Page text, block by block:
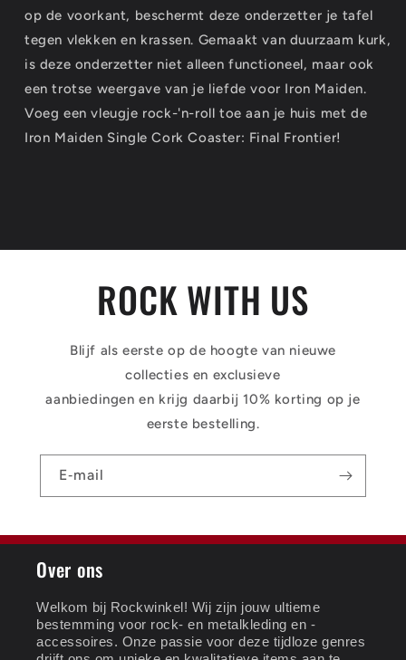
op de voorkant, beschermt deze onderzetter je tafel
tegen vlekken en krassen. Gemaakt van duurzaam kurk,
is deze onderzetter niet alleen functioneel, maar ook
een trotse weergave van je liefde voor Iron Maiden.
Voeg een vleugje rock-'n-roll toe aan je huis met de
Iron Maiden Single Cork Coaster: Final Frontier!
ROCK WITH US
Blijf als eerste op de hoogte van nieuwe
collecties en exclusieve
aanbiedingen en krijg daarbij 10% korting op je
eerste bestelling.
E‑mail
Over ons
Welkom bij Rockwinkel! Wij zijn jouw ultieme
bestemming voor rock- en metalkleding en -
accessoires. Onze passie voor deze tijdloze genres